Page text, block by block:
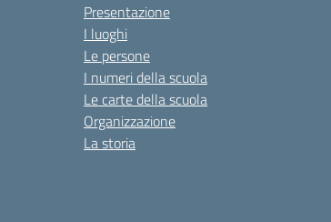
Presentazione
I luoghi
Le persone
I numeri della scuola
Le carte della scuola
Organizzazione
La storia